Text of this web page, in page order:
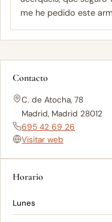
me he pedido este
Contacto
C. de Atocha, 78
Madrid, Madrid 28012
695 42 69 26
Visitar web
Horario
Lunes